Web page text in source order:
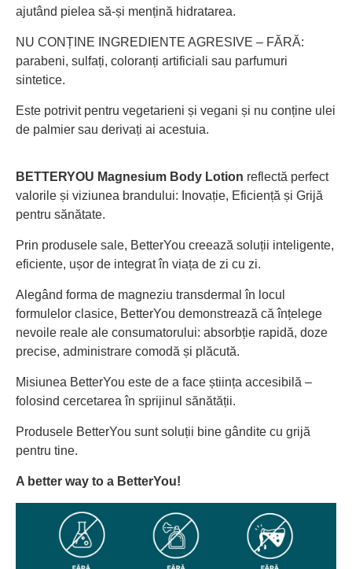
ajutând pielea să-și mențină hidratarea.
NU CONȚINE INGREDIENTE AGRESIVE – FĂRĂ:
parabeni, sulfați, coloranți artificiali sau parfumuri
sintetice.
Este potrivit pentru vegetarieni și vegani și nu conține ulei
de palmier sau derivați ai acestuia.
BETTERYOU Magnesium Body Lotion reflectă perfect
valorile și viziunea brandului: Inovație, Eficiență și Grijă
pentru sănătate.
Prin produsele sale, BetterYou creează soluții inteligente,
eficiente, ușor de integrat în viața de zi cu zi.
Alegând forma de magneziu transdermal în locul
formulelor clasice, BetterYou demonstrează că înțelege
nevoile reale ale consumatorului: absorbție rapidă, doze
precise, administrare comodă și plăcută.
Misiunea BetterYou este de a face știința accesibilă –
folosind cercetarea în sprijinul sănătății.
Produsele BetterYou sunt soluții bine gândite cu grijă
pentru tine.
A better way to a BetterYou!